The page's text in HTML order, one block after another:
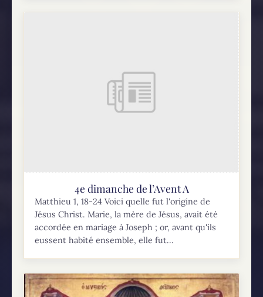
4e dimanche de l’Avent A
Matthieu 1, 18-24 Voici quelle fut l'origine de
Jésus Christ. Marie, la mère de Jésus, avait été
accordée en mariage à Joseph ; or, avant qu'ils
eussent habité ensemble, elle fut...